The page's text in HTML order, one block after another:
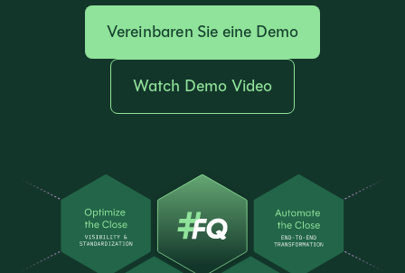
Vereinbaren Sie eine Demo
Watch Demo Video